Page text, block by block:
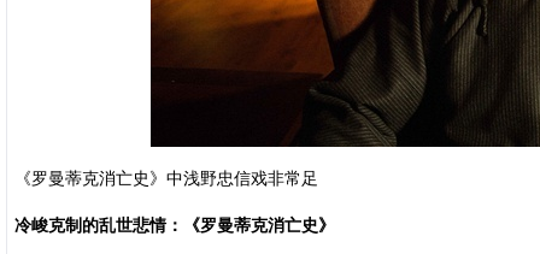
《罗曼蒂克消亡史》中浅野忠信戏非常足
冷峻克制的乱世悲情：《罗曼蒂克消亡史》